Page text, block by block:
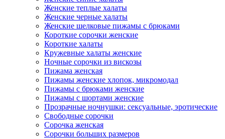
Женские теплые халаты
Женские черные халаты
Женские шелковые пижамы с брюками
Короткие сорочки женские
Короткие халаты
Кружевные халаты женские
Ночные сорочки из вискозы
Пижама женская
Пижамы женские хлопок, микромодал
Пижамы с брюками женские
Пижамы с шортами женские
Прозрачные ночнушки: сексуальные, эротические
Свободные сорочки
Сорочка женская
Сорочки больших размеров